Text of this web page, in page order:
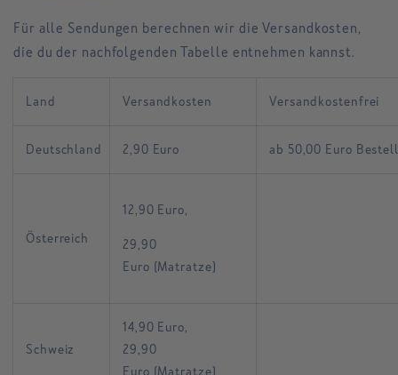
Für alle Sendungen berechnen wir die Versandkosten,
die du der nachfolgenden Tabelle entnehmen kannst.
Land Versandkosten Versandkostenfrei
Deutschland 2,90 Euro ab 50,00 Euro
Österreich
12,90 Euro,
29,90
Euro (Matratze)
Schweiz
14,90 Euro,
29,90
Euro (Matratze)